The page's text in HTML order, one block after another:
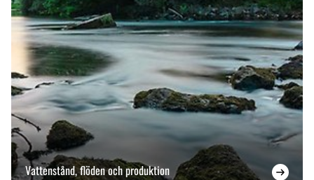
Vattenstånd, flöden och produktion